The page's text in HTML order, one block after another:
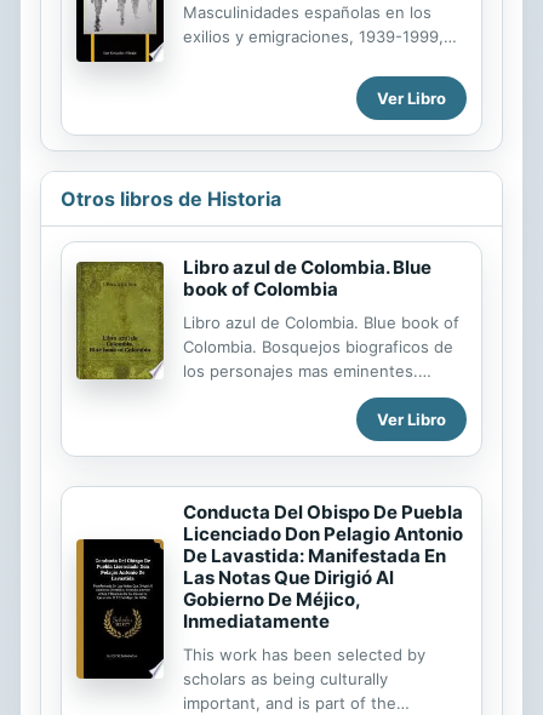
Masculinidades españolas en los
exilios y emigraciones, 1939-1999,
primer estudio detallado de cómo el
exilio y la emigración influyen en la
masculinidad de los hombres
españoles, tanto heterosexuales
obligados a abandonar su país. En el
libro, González-Allende analiza la
literatura producida por escritores
españoles que desde 1939 hasta
finales del siglo XX han
experimentado el exilio o la
emigración, cubriendo tres
momentos históricos: el largo exilio
republicano como consecuencia de
Ver Libro
Otros libros de Historia
Libro azul de Colombia. Blue
book of Colombia
Libro azul de Colombia. Blue book of
Colombia. Bosquejos biograficos de
los personajes mas eminentes.
Biographical sketches of the most
prominent personages. Historia
condensada de la republica.
Articulos especiales sobre el
Comercio, Agricultura y Riqueza
Mineral, basados en las Estadisticas
Oficiales. Special articles relative to
Commerce, Agriculture and Mineral
Wealth, based on Official Statistics.
Ver Libro
Conducta Del Obispo De Puebla
Licenciado Don Pelagio Antonio
De Lavastida: Manifestada En
Las Notas Que Dirigió Al
Gobierno De Méjico,
Inmediatamente
This work has been selected by
scholars as being culturally
important, and is part of the